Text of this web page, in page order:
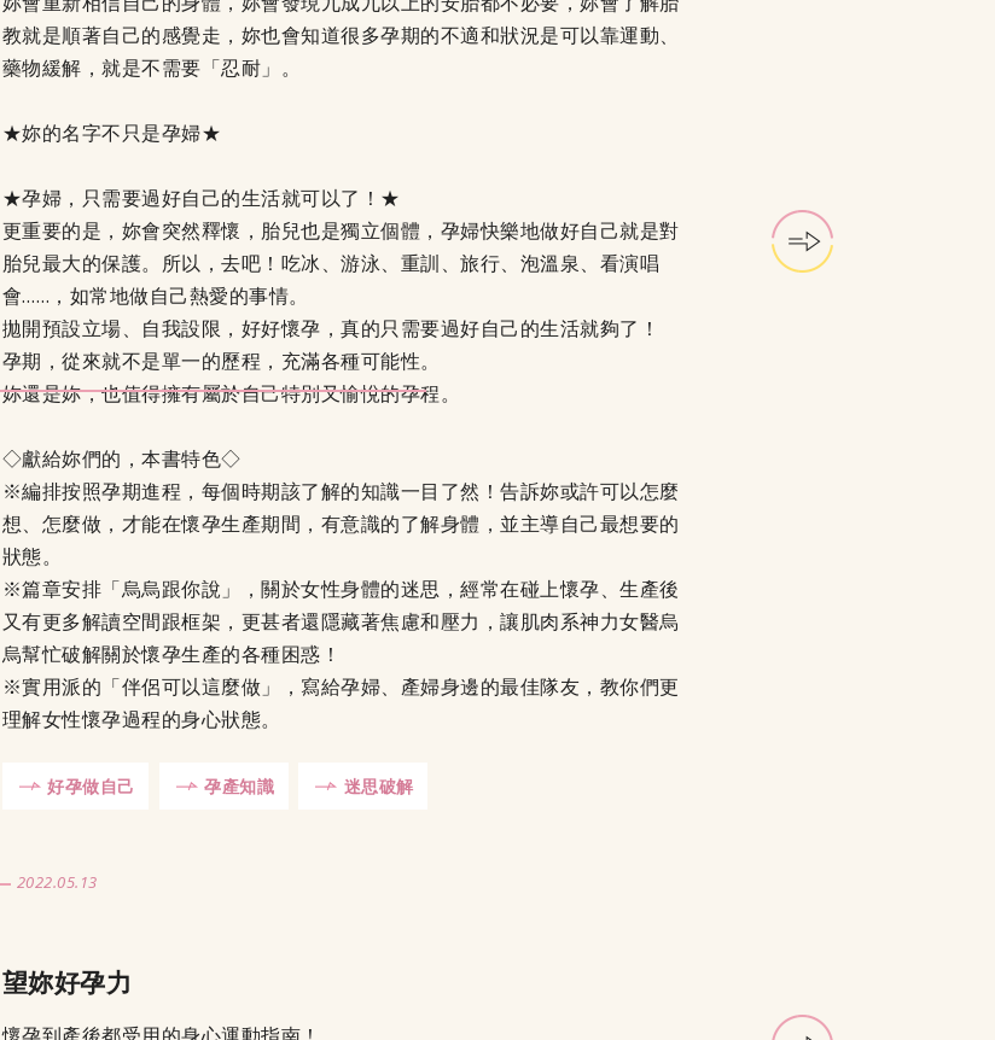
教就是順著自己的感覺走，妳也會知道很多孕期的不適和狀況是可以靠運動、
藥物緩解，就是不需要「忍耐」。
★妳的名字不只是孕婦★
★孕婦，只需要過好自己的生活就可以了！★
更重要的是，妳會突然釋懷，胎兒也是獨立個體，孕婦快樂地做好自己就是對
胎兒最大的保護。所以，去吧！吃冰、游泳、重訓、旅行、泡溫泉、看演唱
會……，如常地做自己熱愛的事情。
拋開預設立場、自我設限，好好懷孕，真的只需要過好自己的生活就夠了！
孕期，從來就不是單一的歷程，充滿各種可能性。
妳還是妳，也值得擁有屬於自己特別又愉悅的孕程。
◇獻給妳們的，本書特色◇
※編排按照孕期進程，每個時期該了解的知識一目了然！告訴妳或許可以怎麼
想、怎麼做，才能在懷孕生產期間，有意識的了解身體，並主導自己最想要的
狀態。
※篇章安排「烏烏跟你說」，關於女性身體的迷思，經常在碰上懷孕、生產後
又有更多解讀空間跟框架，更甚者還隱藏著焦慮和壓力，讓肌肉系神力女醫烏
烏幫忙破解關於懷孕生產的各種困惑！
※實用派的「伴侶可以這麼做」，寫給孕婦、產婦身邊的最佳隊友，教你們更
理解女性懷孕過程的身心狀態。
好孕做自己 孕產知識 迷思破解
2022.05.13
望妳好孕力